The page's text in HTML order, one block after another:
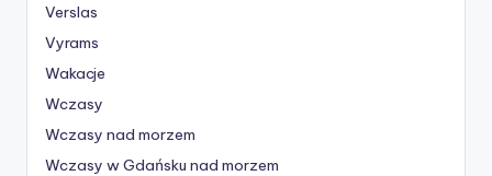
Verslas
Vyrams
Wakacje
Wczasy
Wczasy nad morzem
Wczasy w Gdańsku nad morzem